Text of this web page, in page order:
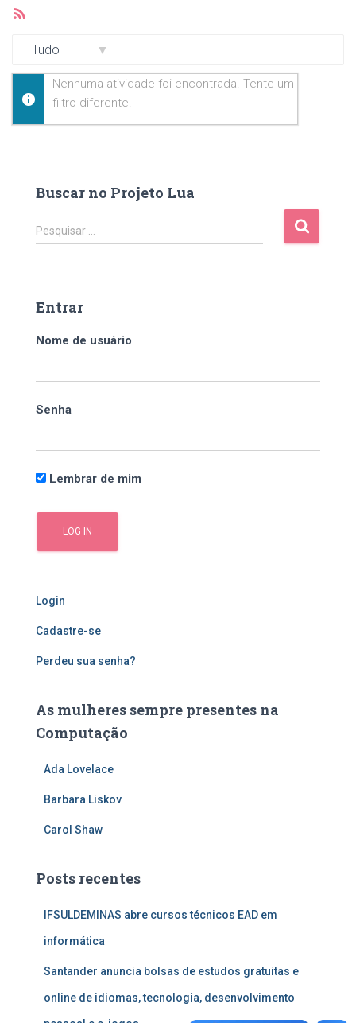
Nenhuma atividade foi encontrada. Tente um
filtro diferente.
Buscar no Projeto Lua
P
e
i
a
p
r
Pesquisar …
Entrar
Nome de usuário
Senha
Lembrar de mim
Login
Cadastre-se
Perdeu sua senha?
As mulheres sempre presentes na
Computação
Ada Lovelace
Barbara Liskov
Carol Shaw
Posts recentes
IFSULDEMINAS abre cursos técnicos EAD em
informática
Santander anuncia bolsas de estudos gratuitas e
online de idiomas, tecnologia, desenvolvimento